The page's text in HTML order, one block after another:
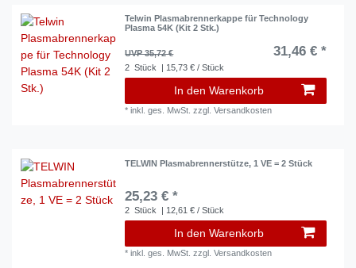
Telwin Plasmabrennerkappe für Technology
Plasma 54K (Kit 2 Stk.)
UVP 35,72 € 31,46 € *
2 Stück | 15,73 € / Stück
In den Warenkorb
*inkl. ges. MwSt. zzgl.Versandkosten
TELWIN Plasmabrennerstütze, 1 VE = 2 Stück
25,23 € *
2 Stück | 12,61 € / Stück
In den Warenkorb
*inkl. ges. MwSt. zzgl.Versandkosten